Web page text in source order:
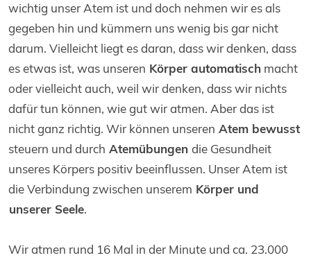
wichtig unser Atem ist und doch nehmen wir es als
gegeben hin und kümmern uns wenig bis gar nicht
darum. Vielleicht liegt es daran, dass wir denken, dass
es etwas ist, was unseren Körper automatisch macht
oder vielleicht auch, weil wir denken, dass wir nichts
dafür tun können, wie gut wir atmen. Aber das ist
nicht ganz richtig. Wir können unseren Atem bewusst
steuern und durch Atemübungen die Gesundheit
unseres Körpers positiv beeinflussen. Unser Atem ist
die Verbindung zwischen unserem Körper und
unserer Seele.
Wir atmen rund 16 Mal in der Minute und ca. 23.000